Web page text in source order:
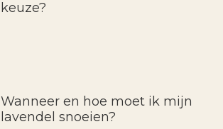
keuze?
Wanneer en hoe moet ik mijn
lavendel snoeien?